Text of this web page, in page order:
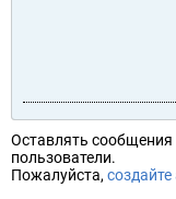
Оставлять
пользователи.
Пожалуйста,